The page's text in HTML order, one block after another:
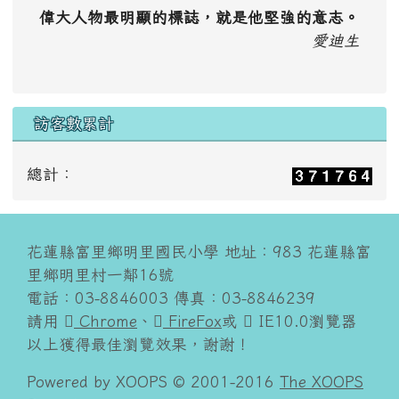
偉大人物最明顯的標誌，就是他堅強的意志。
愛迪生
訪客數累計
總計：
花蓮縣富里鄉明里國民小學 地址：983 花蓮縣富
里鄉明里村一鄰16號
電話：03-8846003 傳真：03-8846239
請用
Chrome 、 FireFox或
IE10.0瀏覽器
以上獲得最佳瀏覽效果，謝謝！
Powered by XOOPS © 2001-2016 The XOOPS